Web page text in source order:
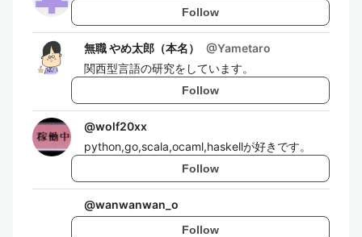
Follow
無職 やめ太郎（本名） @Yametaro
関西型言語の研究をしています。
Follow
@wolf20xx
python,go,scala,ocaml,haskellが好きです。
Follow
@wanwanwan_o
Follow